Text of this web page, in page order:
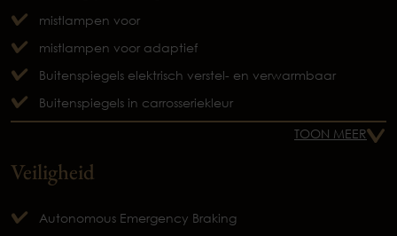
mistlampen voor
mistlampen voor adaptief
Buitenspiegels elektrisch verstel- en verwarmbaar
Buitenspiegels in carrosseriekleur
TOON MEER
Veiligheid
Autonomous Emergency Braking